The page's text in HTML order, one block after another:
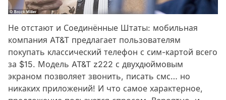
Не отстают и Соединённые Штаты: мобильная
компания AT&T предлагает пользователям
покупать классический телефон с сим-картой всего
за $15. Модель AT&T z222 с двухдюймовым
экраном позволяет звонить, писать смс… но
никаких приложений! И что самое характерное,